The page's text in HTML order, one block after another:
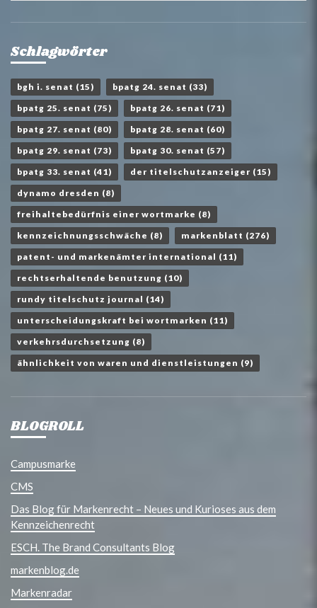
Schlagwörter
bgh i. senat (15) bpatg 24. senat (33)
bpatg 25. senat (75) bpatg 26. senat (71)
bpatg 27. senat (80) bpatg 28. senat (60)
bpatg 29. senat (73) bpatg 30. senat (57)
bpatg 33. senat (41) der titelschutzanzeiger (15)
dynamo dresden (8)
freihaltebedürfnis einer wortmarke (8)
kennzeichnungsschwäche (8) markenblatt (276)
patent- und markenämter international (11)
rechtserhaltende benutzung (10)
rundy titelschutz journal (14)
unterscheidungskraft bei wortmarken (11)
verkehrsdurchsetzung (8)
ähnlichkeit von waren und dienstleistungen (9)
BLOGROLL
Campusmarke
CMS
Das Blog für Markenrecht – Neues und Kurioses aus dem
Kennzeichenrecht
ESCH. The Brand Consultants Blog
markenblog.de
Markenradar